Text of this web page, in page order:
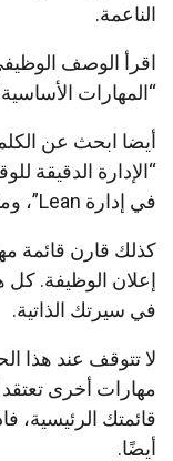
الناعمة.
اقرأ الوصف
“المهارات
أيضا ابحث عن
في إدارة Lean”، وما إلى ذلك. قم بتدوينهم.
كذلك قارن قائمة
إعلان الوظيفة. كل
في سيرتك الذاتية.
لا تتوقف عند هذا
مهارات أخرى
قائمتك الرئيسية،
أيضًا.